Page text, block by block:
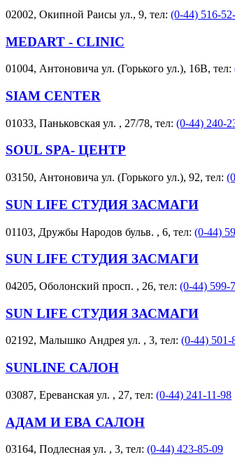
02002, Окипной Раисы ул., 9, тел: (0-44) 516-
MEDART - CLINIC
01004, Антоновича ул. (Горького ул.), 16В, тел:
SIAM CENTER
01033, Паньковская ул. , 27/78, тел: (0-44) 240-
SOUL SPA- ЦЕНТР
03150, Антоновича ул. (Горького ул.), 92, тел:
SUN LIFE СТУДИЯ ЗАСМАГИ
01103, Дружбы Народов бульв. , 6, тел: (0-44)
SUN LIFE СТУДИЯ ЗАСМАГИ
04205, Оболонский просп. , 26, тел: (0-44) 599-
SUN LIFE СТУДИЯ ЗАСМАГИ
02192, Малышко Андрея ул. , 3, тел: (0-44) 501-
SUNLINE САЛОН
03087, Ереванская ул. , 27, тел: (0-44) 241-11-98
АДАМ И ЕВА САЛОН
03164, Подлесная ул. , 3, тел: (0-44) 423-85-09